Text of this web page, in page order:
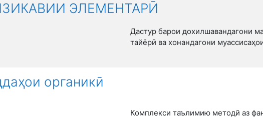
ЭЛЕМЕНТАРӢ
Дастур барои дохилшавандагони
тайёрӣ ва хонандагони
органикӣ
Комплекси таълимию методӣ аз